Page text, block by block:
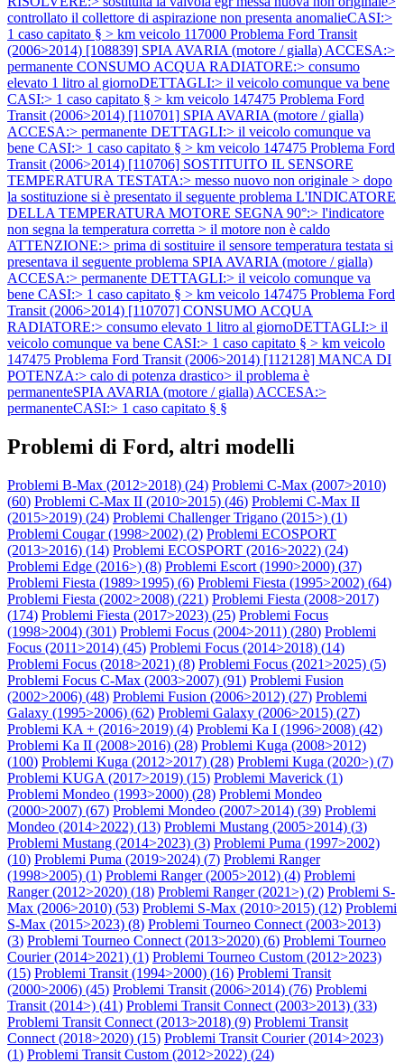
controllato il collettore di aspirazione non presenta anomalieCASI:>
1 caso capitato § > km veicolo 117000 Problema Ford Transit
(2006>2014) [108839] SPIA AVARIA (motore / gialla) ACCESA:>
permanente CONSUMO ACQUA RADIATORE:> consumo
elevato 1 litro al giornoDETTAGLI:> il veicolo comunque va bene
CASI:> 1 caso capitato § > km veicolo 147475 Problema Ford
Transit (2006>2014) [110701] SPIA AVARIA (motore / gialla)
ACCESA:> permanente DETTAGLI:> il veicolo comunque va
bene CASI:> 1 caso capitato § > km veicolo 147475 Problema Ford
Transit (2006>2014) [110706] SOSTITUITO IL SENSORE
TEMPERATURA TESTATA:> messo nuovo non originale > dopo
la sostituzione si è presentato il seguente problema L'INDICATORE
DELLA TEMPERATURA MOTORE SEGNA 90°:> l'indicatore
non segna la temperatura corretta > il motore non è caldo
ATTENZIONE:> prima di sostituire il sensore temperatura testata si
presentava il seguente problema SPIA AVARIA (motore / gialla)
ACCESA:> permanente DETTAGLI:> il veicolo comunque va
bene CASI:> 1 caso capitato § > km veicolo 147475 Problema Ford
Transit (2006>2014) [110707] CONSUMO ACQUA
RADIATORE:> consumo elevato 1 litro al giornoDETTAGLI:> il
veicolo comunque va bene CASI:> 1 caso capitato § > km veicolo
147475 Problema Ford Transit (2006>2014) [112128] MANCA DI
POTENZA:> calo di potenza drastico> il problema è
permanenteSPIA AVARIA (motore / gialla) ACCESA:>
permanenteCASI:> 1 caso capitato § §
Problemi di Ford, altri modelli
Problemi B-Max (2012>2018) (24) Problemi C-Max (2007>2010)
(60) Problemi C-Max II (2010>2015) (46) Problemi C-Max II
(2015>2019) (24) Problemi Challenger Trigano (2015>) (1)
Problemi Cougar (1998>2002) (2) Problemi ECOSPORT
(2013>2016) (14) Problemi ECOSPORT (2016>2022) (24)
Problemi Edge (2016>) (8) Problemi Escort (1990>2000) (37)
Problemi Fiesta (1989>1995) (6) Problemi Fiesta (1995>2002) (64)
Problemi Fiesta (2002>2008) (221) Problemi Fiesta (2008>2017)
(174) Problemi Fiesta (2017>2023) (25) Problemi Focus
(1998>2004) (301) Problemi Focus (2004>2011) (280) Problemi
Focus (2011>2014) (45) Problemi Focus (2014>2018) (14)
Problemi Focus (2018>2021) (8) Problemi Focus (2021>2025) (5)
Problemi Focus C-Max (2003>2007) (91) Problemi Fusion
(2002>2006) (48) Problemi Fusion (2006>2012) (27) Problemi
Galaxy (1995>2006) (62) Problemi Galaxy (2006>2015) (27)
Problemi KA + (2016>2019) (4) Problemi Ka I (1996>2008) (42)
Problemi Ka II (2008>2016) (28) Problemi Kuga (2008>2012)
(100) Problemi Kuga (2012>2017) (28) Problemi Kuga (2020>) (7)
Problemi KUGA (2017>2019) (15) Problemi Maverick (1)
Problemi Mondeo (1993>2000) (28) Problemi Mondeo
(2000>2007) (67) Problemi Mondeo (2007>2014) (39) Problemi
Mondeo (2014>2022) (13) Problemi Mustang (2005>2014) (3)
Problemi Mustang (2014>2023) (3) Problemi Puma (1997>2002)
(10) Problemi Puma (2019>2024) (7) Problemi Ranger
(1998>2005) (1) Problemi Ranger (2005>2012) (4) Problemi
Ranger (2012>2020) (18) Problemi Ranger (2021>) (2) Problemi S-
Max (2006>2010) (53) Problemi S-Max (2010>2015) (12) Problemi
S-Max (2015>2023) (8) Problemi Tourneo Connect (2003>2013)
(3) Problemi Tourneo Connect (2013>2020) (6) Problemi Tourneo
Courier (2014>2021) (1) Problemi Tourneo Custom (2012>2023)
(15) Problemi Transit (1994>2000) (16) Problemi Transit
(2000>2006) (45) Problemi Transit (2006>2014) (76) Problemi
Transit (2014>) (41) Problemi Transit Connect (2003>2013) (33)
Problemi Transit Connect (2013>2018) (9) Problemi Transit
Connect (2018>2020) (15) Problemi Transit Courier (2014>2023)
(1) Problemi Transit Custom (2012>2022) (24)